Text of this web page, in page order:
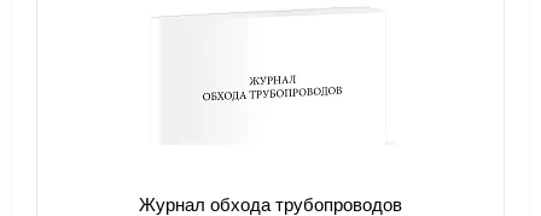
Журнал обхода трубопроводов